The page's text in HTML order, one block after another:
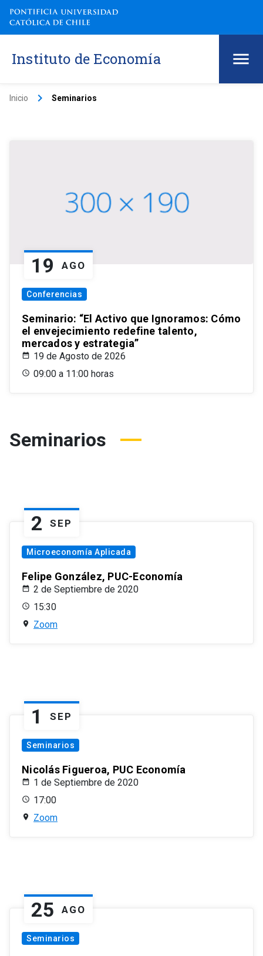
Instituto de Economía
Inicio keyboard_arrow_right Seminarios
19 AGO
Conferencias
Seminario: “El Activo que Ignoramos: Cómo
el envejecimiento redefine talento,
mercados y estrategia”
19 de Agosto de 2026
09:00 a 11:00 horas
Seminarios
2 SEP
Microeconomía Aplicada
Felipe González, PUC-Economía
2 de Septiembre de 2020
15:30
Zoom
1 SEP
Seminarios
Nicolás Figueroa, PUC Economía
1 de Septiembre de 2020
17:00
Zoom
25 AGO
Seminarios